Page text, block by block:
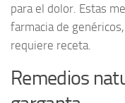
para el dolor. Estas
farmacia de
requiere receta.
Remedios